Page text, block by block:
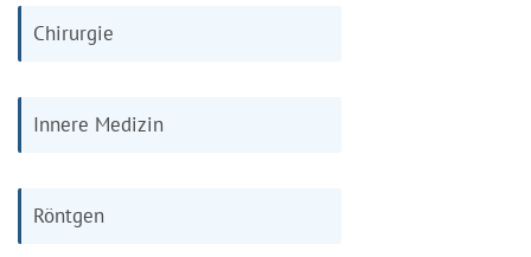
Chirurgie
Innere Medizin
Röntgen